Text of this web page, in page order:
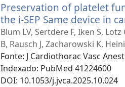
Preservation of platelet
the i-SEP Same device in
Blum LV, Sertdere F, Iken S,
B, Rausch J, Zacharowski K,
Fonte‎: J Cardiothorac Vasc
Indexado‎: PubMed 41224600
DOI‎: 10.1053/j.jvca.2025.10.024